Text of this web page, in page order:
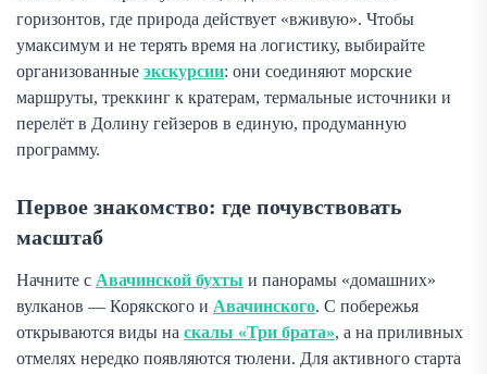
горизонтов, где природа действует «вживую». Чтобы
умаксимум и не терять время на логистику, выбирайте
организованные экскурсии: они соединяют морские
маршруты, треккинг к кратерам, термальные источники и
перелёт в Долину гейзеров в единую, продуманную
программу.
Первое знакомство: где почувствовать
масштаб
Начните с Авачинской бухты и панорамы «домашних»
вулканов — Корякского и Авачинского. С побережья
открываются виды на скалы «Три брата», а на приливных
отмелях нередко появляются тюлени. Для активного старта